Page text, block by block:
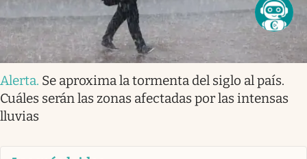
Alerta. Se aproxima la tormenta del siglo al país.
Cuáles serán las zonas afectadas por las intensas
lluvias